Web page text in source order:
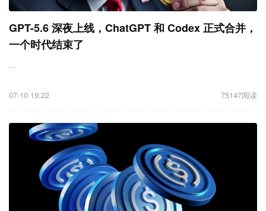
GPT-5.6 深夜上线，ChatGPT 和 Codex 正式合并，
一个时代结束了
...
07-10 19:22 75147阅读